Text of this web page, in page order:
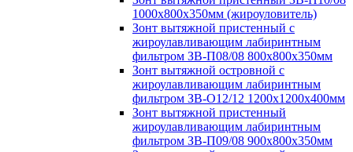
1000х800х350мм (жироуловитель)
Зонт вытяжной пристенный с
жироулавливающим лабиринтным
фильтром ЗВ-П08/08 800х800х350мм
Зонт вытяжной островной с
жироулавливающим лабиринтным
фильтром ЗВ-О12/12 1200х1200х400мм
Зонт вытяжной пристенный
жироулавливающим лабиринтным
фильтром ЗВ-П09/08 900х800х350мм